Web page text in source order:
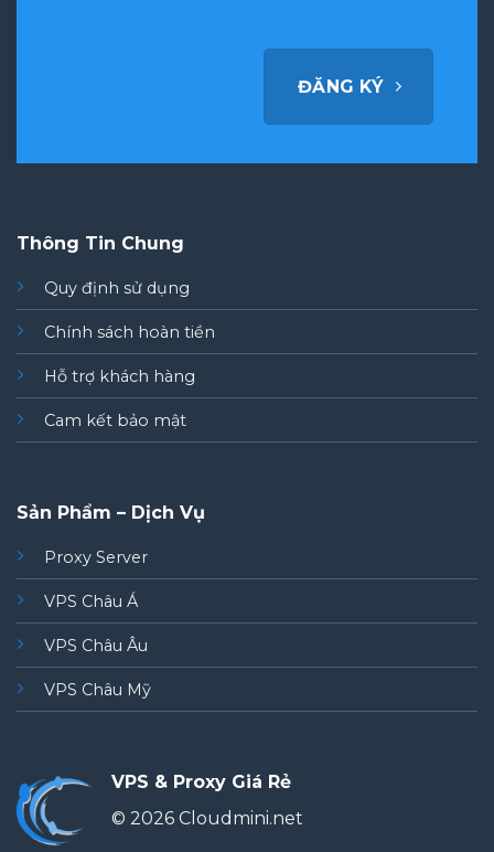
ĐĂNG KÝ
Thông Tin Chung
Quy định sử dụng
Chính sách hoàn tiền
Hỗ trợ khách hàng
Cam kết bảo mật
Sản Phẩm – Dịch Vụ
Proxy Server
VPS Châu Á
VPS Châu Âu
VPS Châu Mỹ
VPS & Proxy Giá Rẻ
© 2026 Cloudmini.net